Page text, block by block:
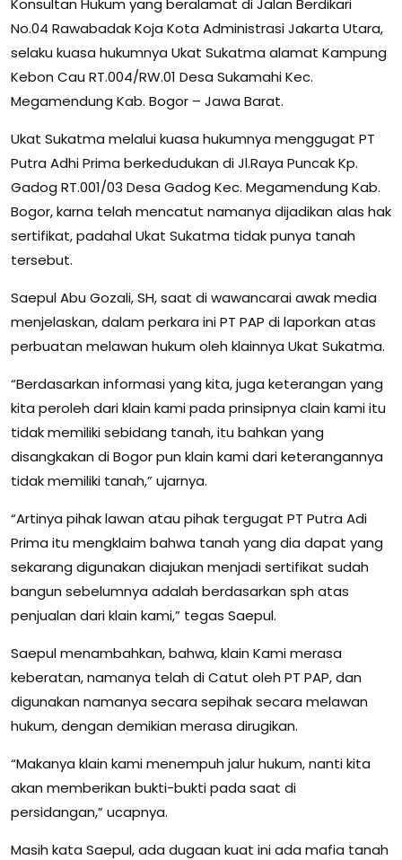
Konsultan Hukum yang beralamat di Jalan Berdikari
No.04 Rawabadak Koja Kota Administrasi Jakarta Utara,
selaku kuasa hukumnya Ukat Sukatma alamat Kampung
Kebon Cau RT.004/RW.01 Desa Sukamahi Kec.
Megamendung Kab. Bogor – Jawa Barat.
Ukat Sukatma melalui kuasa hukumnya menggugat PT
Putra Adhi Prima berkedudukan di Jl.Raya Puncak Kp.
Gadog RT.001/03 Desa Gadog Kec. Megamendung Kab.
Bogor, karna telah mencatut namanya dijadikan alas hak
sertifikat, padahal Ukat Sukatma tidak punya tanah
tersebut.
Saepul Abu Gozali, SH, saat di wawancarai awak media
menjelaskan, dalam perkara ini PT PAP di laporkan atas
perbuatan melawan hukum oleh klainnya Ukat Sukatma.
“Berdasarkan informasi yang kita, juga keterangan yang
kita peroleh dari klain kami pada prinsipnya clain kami itu
tidak memiliki sebidang tanah, itu bahkan yang
disangkakan di Bogor pun klain kami dari keterangannya
tidak memiliki tanah,” ujarnya.
“Artinya pihak lawan atau pihak tergugat PT Putra Adi
Prima itu mengklaim bahwa tanah yang dia dapat yang
sekarang digunakan diajukan menjadi sertifikat sudah
bangun sebelumnya adalah berdasarkan sph atas
penjualan dari klain kami,” tegas Saepul.
Saepul menambahkan, bahwa, klain Kami merasa
keberatan, namanya telah di Catut oleh PT PAP, dan
digunakan namanya secara sepihak secara melawan
hukum, dengan demikian merasa dirugikan.
“Makanya klain kami menempuh jalur hukum, nanti kita
akan memberikan bukti-bukti pada saat di
persidangan,” ucapnya.
Masih kata Saepul, ada dugaan kuat ini ada mafia tanah